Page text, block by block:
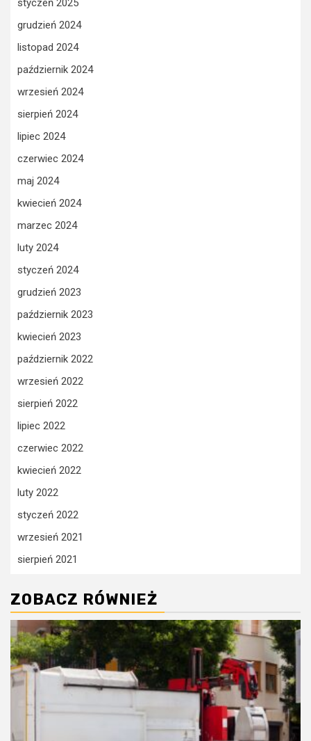
styczeń 2025
grudzień 2024
listopad 2024
październik 2024
wrzesień 2024
sierpień 2024
lipiec 2024
czerwiec 2024
maj 2024
kwiecień 2024
marzec 2024
luty 2024
styczeń 2024
grudzień 2023
październik 2023
kwiecień 2023
październik 2022
wrzesień 2022
sierpień 2022
lipiec 2022
czerwiec 2022
kwiecień 2022
luty 2022
styczeń 2022
wrzesień 2021
sierpień 2021
ZOBACZ RÓWNIEŻ